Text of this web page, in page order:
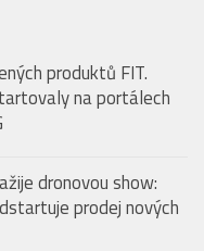
produktů FIT.
na portálech
dronovou show:
prodej nových